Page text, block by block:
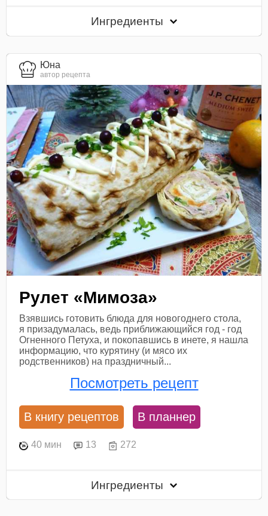
Ингредиенты
Юна
автор рецепта
Рулет «Мимоза»
Взявшись готовить блюда для новогоднего стола,
я призадумалась, ведь приближающийся год - год
Огненного Петуха, и покопавшись в инете, я нашла
информацию, что курятину (и мясо их
родственников) на праздничный...
Посмотреть рецепт
В книгу рецептов В планнер
40 мин 13 272
Ингредиенты